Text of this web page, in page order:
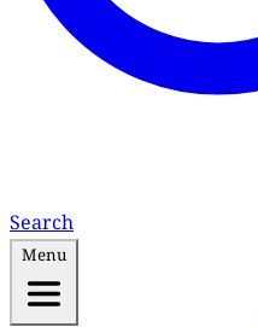
Search
Menu